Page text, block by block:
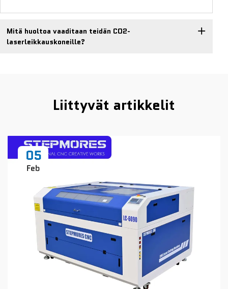
Mitä huoltoa vaaditaan teidän CO2-
laserleikkauskoneille?
Liittyvät artikkelit
05
Feb